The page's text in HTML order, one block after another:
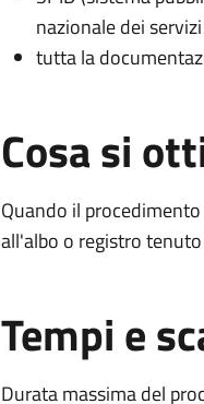
nazionale dei servizi
tutta la
Cosa si
Quando il
all'albo o registro
Tempi e
Durata massima del